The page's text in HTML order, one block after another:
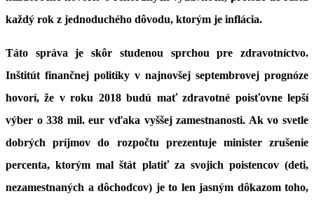
každý rok z jednoduchého dôvodu, ktorým je inflácia.
Táto správa je skôr studenou sprchou pre zdravotníctvo.
Inštitút finančnej politiky v najnovšej septembrovej prognóze
hovorí, že v roku 2018 budú mať zdravotné poisťovne lepší
výber o 338 mil. eur vďaka vyššej zamestnanosti. Ak vo svetle
dobrých príjmov do rozpočtu prezentuje minister zrušenie
percenta, ktorým mal štát platiť za svojich poistencov (deti,
nezamestnaných a dôchodcov) je to len jasným dôkazom toho,